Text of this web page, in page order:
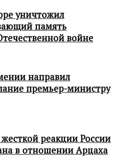
уничтожил
память
войне
направил
премьер-министру
реакции России
в отношении Арцаха